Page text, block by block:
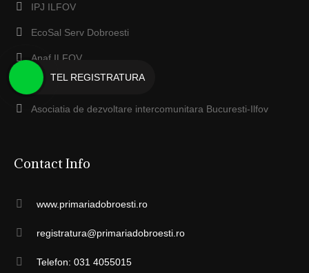
IPJ ILFOV
EcoSal Serv Dobroesti
Anaf ILFOV
Protecţia Mediului Ilfov
Asociatia de dezvoltare intercomunitara Bucuresti-Ilfov
Contact Info
www.primariadobroesti.ro
registratura@primariadobroesti.ro
Telefon: 031 4055015
TEL REGISTRATURA